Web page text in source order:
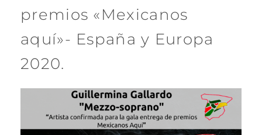
premios «Mexicanos
aquí»- España y Europa
2020.